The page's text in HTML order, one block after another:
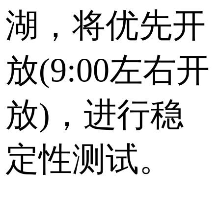
湖，将优先开
放(9:00左右开
放)，进行稳
定性测试。